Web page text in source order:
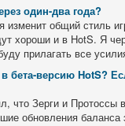
один-два года?
изменит общий стиль
хороши и в HotS. Я
прилагать все
бета-версию HotS?
что Зерги и Протоссы
обновления баланса